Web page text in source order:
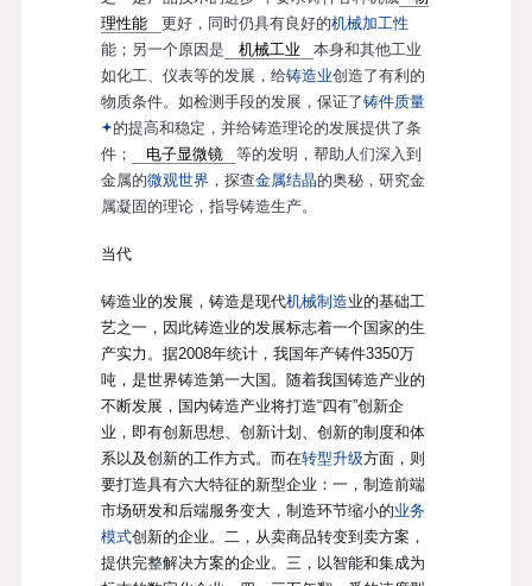
理性能
更好，同时仍具有良好的机械加工性
能；另一个原因是
机械工业
本身和其他工业
如化工、仪表等的发展，给铸造业创造了有利的
物质条件。如检测手段的发展，保证了铸件质量
的提高和稳定，并给铸造理论的发展提供了条
件；
电子显微镜
等的发明，帮助人们深入到
金属的微观世界 ，探查金属结晶的奥秘，研究金
属凝固的理论，指导铸造生产。
当代
铸造业的发展，铸造是现代机械制造业的基础工
艺之一，因此铸造业的发展标志着一个国家的生
产实力。据2008年统计，我国年产铸件3350万
吨，是世界铸造第一大国。随着我国铸造产业的
不断发展，国内铸造产业将打造“四有”创新企
业，即有创新思想、创新计划、创新的制度和体
系以及创新的工作方式。而在转型升级方面，则
要打造具有六大特征的新型企业：一，制造前端
市场研发和后端服务变大，制造环节缩小的业务
模式创新的企业。二，从卖商品转变到卖方案，
提供完整解决方案的企业。三，以智能和集成为